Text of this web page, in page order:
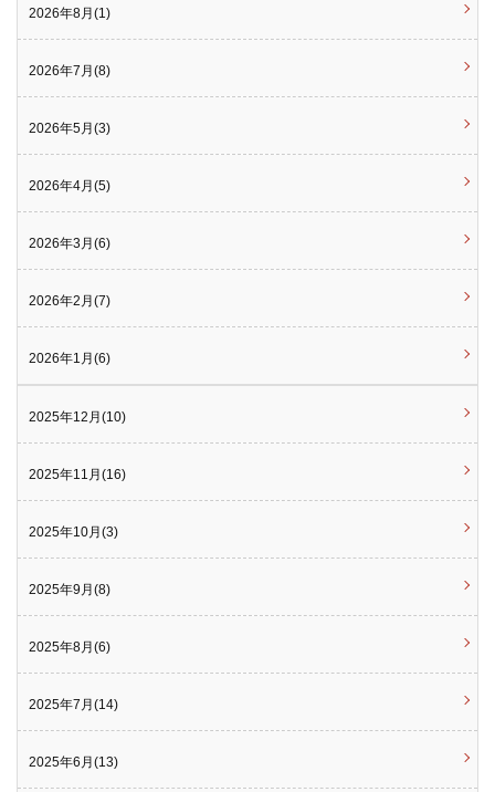
2026年8月(1)
2026年7月(8)
2026年5月(3)
2026年4月(5)
2026年3月(6)
2026年2月(7)
2026年1月(6)
2025年12月(10)
2025年11月(16)
2025年10月(3)
2025年9月(8)
2025年8月(6)
2025年7月(14)
2025年6月(13)